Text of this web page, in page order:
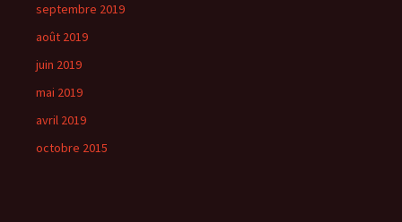
septembre 2019
août 2019
juin 2019
mai 2019
avril 2019
octobre 2015